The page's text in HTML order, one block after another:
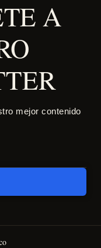
A
mejor contenido